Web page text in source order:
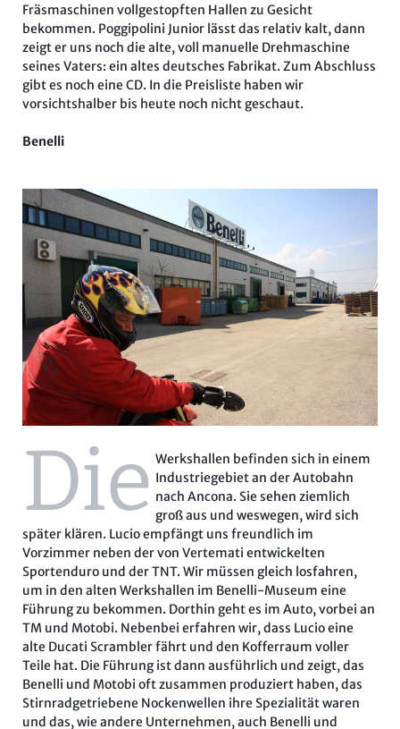
Fräsmaschinen vollgestopften Hallen zu Gesicht
bekommen. Poggipolini Junior lässt das relativ kalt, dann
zeigt er uns noch die alte, voll manuelle Drehmaschine
seines Vaters: ein altes deutsches Fabrikat. Zum Abschluss
gibt es noch eine CD. In die Preisliste haben wir
vorsichtshalber bis heute noch nicht geschaut.
Benelli
Die Werkshallen befinden sich in einem
Industriegebiet an der Autobahn
nach Ancona. Sie sehen ziemlich
groß aus und weswegen, wird sich
später klären. Lucio empfängt uns freundlich im
Vorzimmer neben der von Vertemati entwickelten
Sportenduro und der TNT. Wir müssen gleich losfahren,
um in den alten Werkshallen im Benelli-Museum eine
Führung zu bekommen. Dorthin geht es im Auto, vorbei an
TM und Motobi. Nebenbei erfahren wir, dass Lucio eine
alte Ducati Scrambler fährt und den Kofferraum voller
Teile hat. Die Führung ist dann ausführlich und zeigt, das
Benelli und Motobi oft zusammen produziert haben, das
Stirnradgetriebene Nockenwellen ihre Spezialität waren
und das, wie andere Unternehmen, auch Benelli und